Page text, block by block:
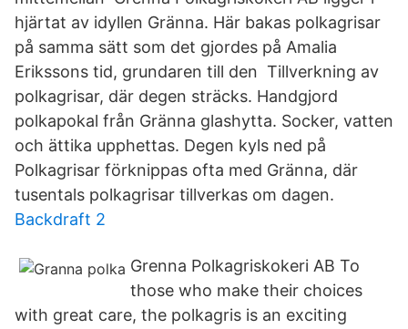
hjärtat av idyllen Gränna. Här bakas polkagrisar
på samma sätt som det gjordes på Amalia
Erikssons tid, grundaren till den Tillverkning av
polkagrisar, där degen sträcks. Handgjord
polkapokal från Gränna glashytta. Socker, vatten
och ättika upphettas. Degen kyls ned på
Polkagrisar förknippas ofta med Gränna, där
tusentals polkagrisar tillverkas om dagen.
Backdraft 2
Grenna Polkagriskokeri AB To
those who make their choices
with great care, the polkagris is an exciting